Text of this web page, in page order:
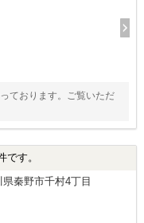
ております。ご覧いただ
です。
県秦野市千村4丁目